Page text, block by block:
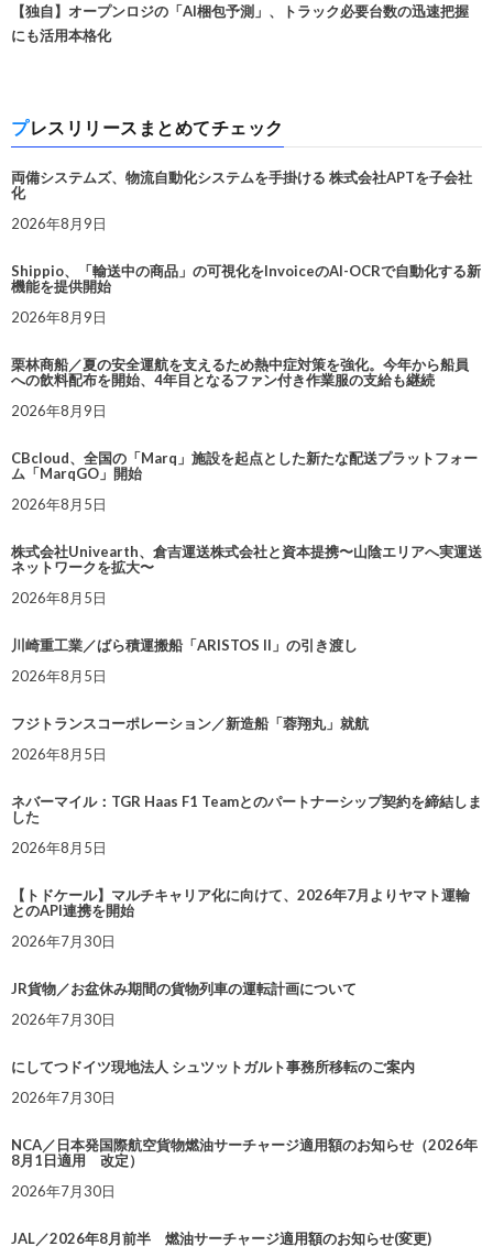
【独自】オープンロジの「AI梱包予測」、トラック必要台数の迅速把握
にも活用本格化
プレスリリースまとめてチェック
両備システムズ、物流自動化システムを手掛ける 株式会社APTを子会社
化
2026年8月9日
Shippio、「輸送中の商品」の可視化をInvoiceのAI-OCRで自動化する新
機能を提供開始
2026年8月9日
栗林商船／夏の安全運航を支えるため熱中症対策を強化。今年から船員
への飲料配布を開始、4年目となるファン付き作業服の支給も継続
2026年8月9日
CBcloud、全国の「Marq」施設を起点とした新たな配送プラットフォー
ム「MarqGO」開始
2026年8月5日
株式会社Univearth、倉吉運送株式会社と資本提携〜山陰エリアへ実運送
ネットワークを拡大〜
2026年8月5日
川崎重工業／ばら積運搬船「ARISTOS II」の引き渡し
2026年8月5日
フジトランスコーポレーション／新造船「蓉翔丸」就航
2026年8月5日
ネバーマイル：TGR Haas F1 Teamとのパートナーシップ契約を締結しま
した
2026年8月5日
【トドケール】マルチキャリア化に向けて、2026年7月よりヤマト運輸
とのAPI連携を開始
2026年7月30日
JR貨物／お盆休み期間の貨物列車の運転計画について
2026年7月30日
にしてつドイツ現地法人 シュツットガルト事務所移転のご案内
2026年7月30日
NCA／日本発国際航空貨物燃油サーチャージ適用額のお知らせ（2026年
8月1日適用 改定）
2026年7月30日
JAL／2026年8月前半 燃油サーチャージ適用額のお知らせ(変更)